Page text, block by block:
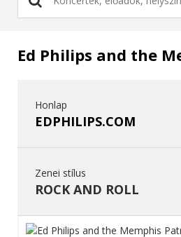
Ed Philips and the
Honlap
EDPHILIPS.COM
Zenei stílus
ROCK AND ROLL